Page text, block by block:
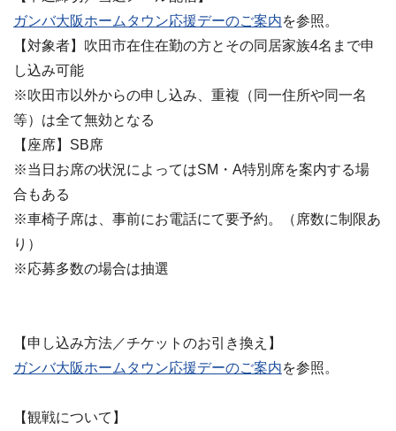
ガンバ大阪ホームタウン応援デーのご案内を参照。
【対象者】吹田市在住在勤の方とその同居家族4名まで申
し込み可能
※吹田市以外からの申し込み、重複（同一住所や同一名
等）は全て無効となる
【座席】SB席
※当日お席の状況によってはSM・A特別席を案内する場
合もある
※車椅子席は、事前にお電話にて要予約。（席数に制限あ
り）
※応募多数の場合は抽選
【申し込み方法／チケットのお引き換え】
ガンバ大阪ホームタウン応援デーのご案内を参照。
【観戦について】